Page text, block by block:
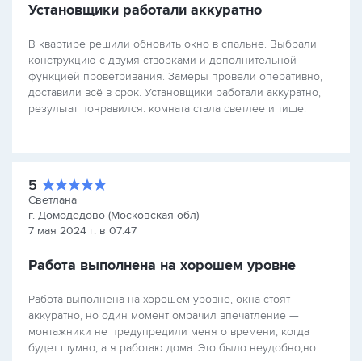
Установщики работали аккуратно
В квартире решили обновить окно в спальне. Выбрали
конструкцию с двумя створками и дополнительной
функцией проветривания. Замеры провели оперативно,
доставили всё в срок. Установщики работали аккуратно,
результат понравился: комната стала светлее и тише.
5
Светлана
г. Домодедово (Московская обл)
7 мая 2024 г. в 07:47
Работа выполнена на хорошем уровне
Работа выполнена на хорошем уровне, окна стоят
аккуратно, но один момент омрачил впечатление —
монтажники не предупредили меня о времени, когда
будет шумно, а я работаю дома. Это было неудобно,но